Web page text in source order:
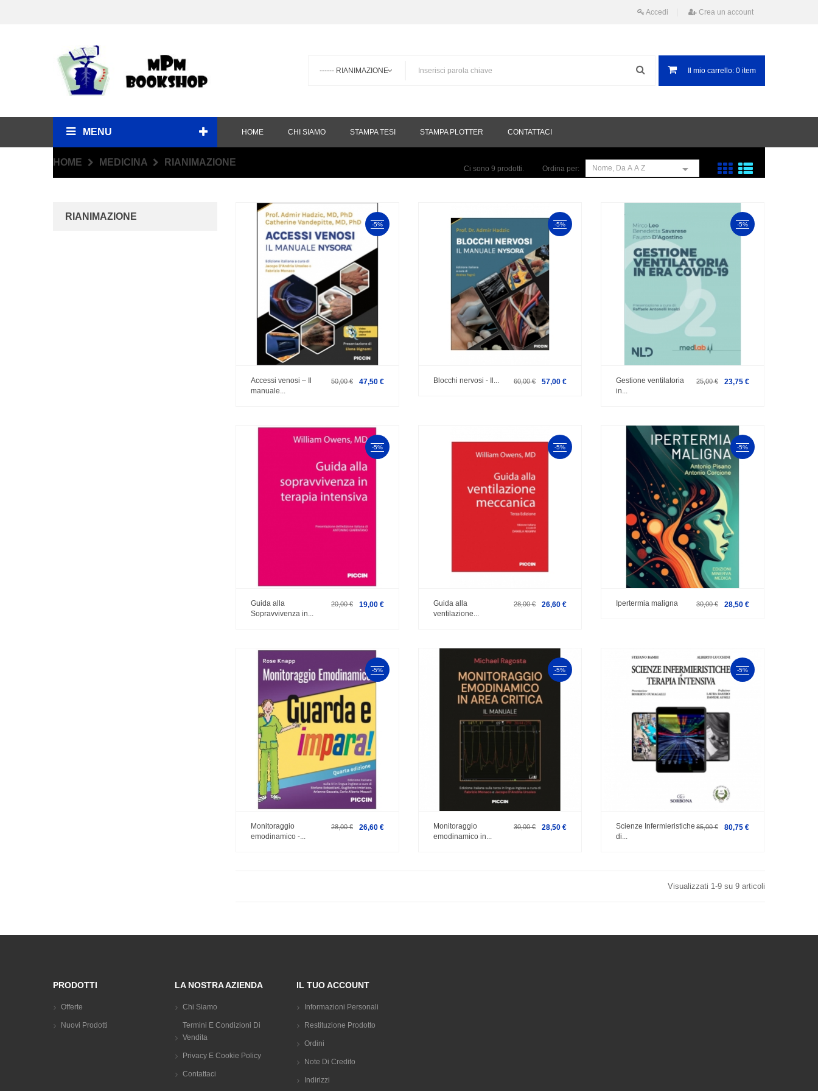
Accedi Crea un account
Il mio carrello: 0 item
MENU HOME CHI SIAMO STAMPA TESI STAMPA PLOTTER CONTATTACI
HOME MEDICINA RIANIMAZIONE
RIANIMAZIONE
Ci sono 9 prodotti. Ordina per: Nome, Da A A Z 
-5%
Accessi venosi – Il
manuale...
47,50 €
50,00 €
-5%
Blocchi nervosi - Il... 57,00 €
60,00 €
-5%
Gestione ventilatoria
in...
23,75 €
25,00 €
-5%
Guida alla
Sopravvivenza in...
19,00 €
20,00 €
-5%
Guida alla
ventilazione...
26,60 €
28,00 €
-5%
Ipertermia maligna 28,50 €
30,00 €
-5%
Monitoraggio
emodinamico -...
26,60 €
28,00 €
-5%
Monitoraggio
emodinamico in...
28,50 €
30,00 €
-5%
Scienze Infermieristiche
di...
80,75 €
85,00 €
Visualizzati 1-9 su 9 articoli
PRODOTTI
Offerte
Nuovi Prodotti
LA NOSTRA AZIENDA
Chi Siamo
Termini E Condizioni Di
Vendita
Privacy E Cookie Policy
Contattaci
IL TUO ACCOUNT
Informazioni Personali
Restituzione Prodotto
Ordini
Note Di Credito
Indirizzi